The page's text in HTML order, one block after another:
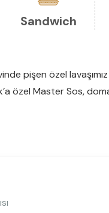
Sandwich
pişen özel
özel Master Sos,